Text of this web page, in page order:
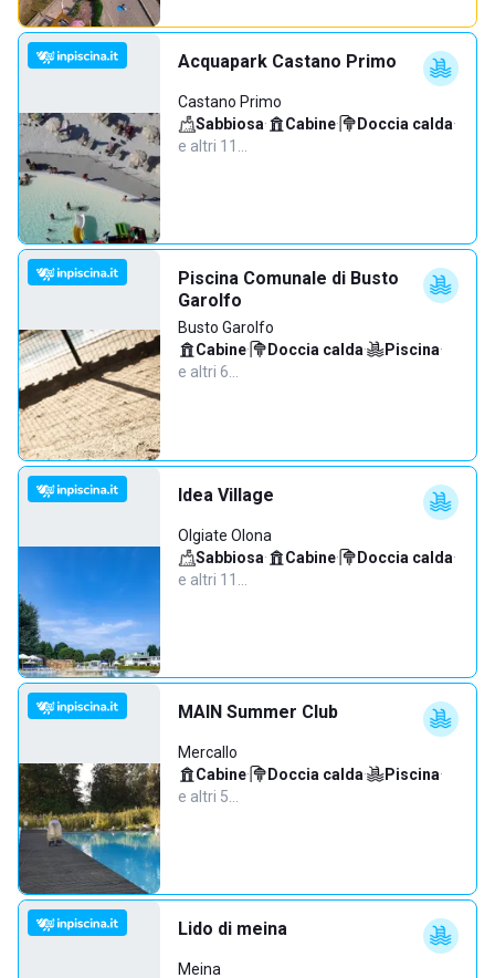
Acquapark Castano Primo
Castano Primo
Sabbiosa· Cabine· Doccia calda·
e altri 11…
Piscina Comunale di Busto
Garolfo
Busto Garolfo
Cabine· Doccia calda· Piscina·
e altri 6…
Idea Village
Olgiate Olona
Sabbiosa· Cabine· Doccia calda·
e altri 11…
MAIN Summer Club
Mercallo
Cabine· Doccia calda· Piscina·
e altri 5…
Lido di meina
Meina